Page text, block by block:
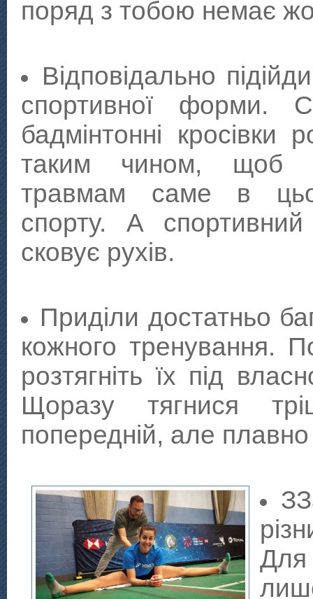
поряд з тобою немає
Відповідально
спортивної форми.
бадмінтонні кросівки
таким чином, щоб
травмам саме в
спорту. А
сковує рухів.
Приділи достатньо
кожного тренування.
розтягніть їх під
Щоразу тягнися
попередній, але
Для